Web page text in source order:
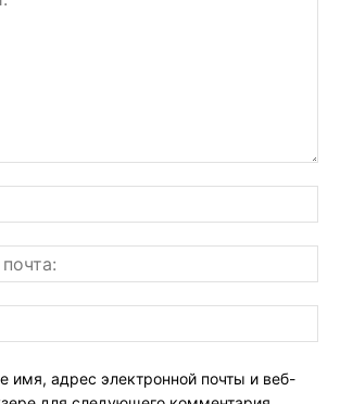
имя, адрес электронной почты и веб-